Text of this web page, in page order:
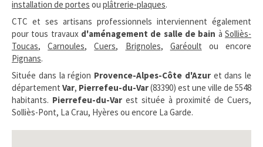
installation de portes ou plâtrerie-plaques.
CTC et ses artisans professionnels interviennent également
pour tous travauxd'aménagement de salle de bain àSolliès-
Toucas,Carnoules,Cuers, Brignoles, Garéoult ou encore
Pignans.
Située dans la région Provence-Alpes-Côte d'Azuret dans le
département Var, Pierrefeu-du-Var(83390) est une ville de 5548
habitants. Pierrefeu-du-Var est située à proximité de Cuers,
Solliès-Pont, La Crau, Hyères ou encore La Garde.